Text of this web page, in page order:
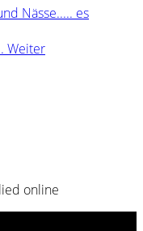
Nässe..... es
Weiter
online